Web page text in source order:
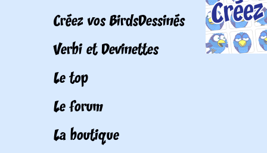
Créez vos BirdsDessinés
Verbi et Devinettes
Le top
Le forum
La boutique